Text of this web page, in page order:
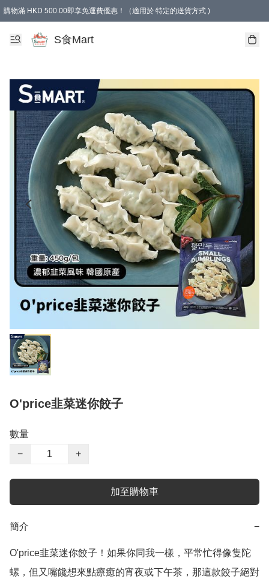
購物滿 HKD 500.00即享免運費優惠！（適用於 特定的送貨方式 )
S食Mart
O'price韭菜迷你餃子
數量
−
+
加至購物車
簡介 −
O'price韭菜迷你餃子！如果你同我一樣，平常忙得像隻陀
螺，但又嘴饞想來點療癒的宵夜或下午茶，那這款餃子絕對